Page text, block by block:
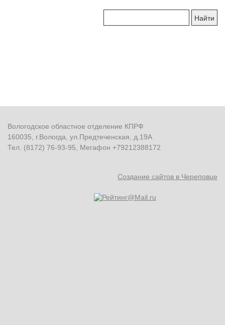
по
Вологодское областное отделение КПРФ
160035, г.Вологда, ул.Предтеченская, д.19А
Тел. (8172) 76-93-95, Мегафон +79212388172
Создание сайтов в Череповце